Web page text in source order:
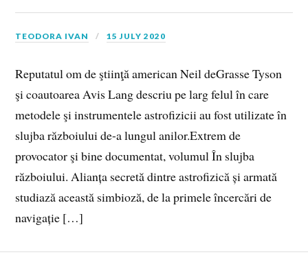
TEODORA IVAN 15 JULY 2020
Reputatul om de ştiinţă american Neil deGrasse Tyson
şi coautoarea Avis Lang descriu pe larg felul în care
metodele şi instrumentele astrofizicii au fost utilizate în
slujba războiului de-a lungul anilor.Extrem de
provocator şi bine documentat, volumul În slujba
războiului. Alianța secretă dintre astrofizică și armată
studiază această simbioză, de la primele încercări de
navigație […]